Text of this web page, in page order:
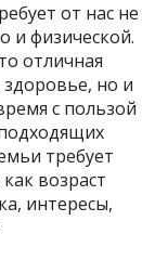
от нас не
и физической.
отличная
но и
с пользой
требует
возраст
интересы,